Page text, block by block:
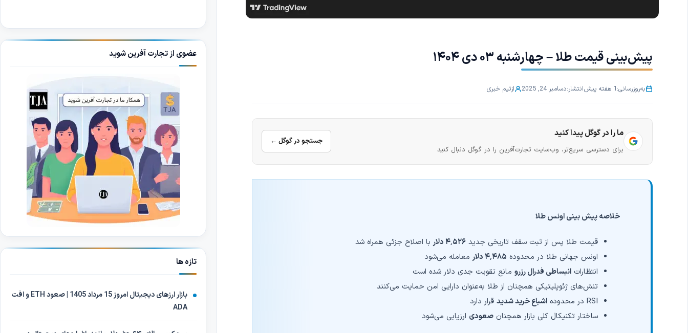
پیش‌بینی قیمت طلا – چهارشنبه ۰۳ دی ۱۴۰۴
به‌روزرسانی:1 هفته پیش انتشار:دسامبر 24, 2025 ازتیم خبری
ما را در گوگل پیدا کنید
برای دسترسی سریع‌تر، وب‌سایت تجارت‌آفرین را در گوگل دنبال کنید
جستجو در گوگل ←
خلاصه پیش بینی اونس طلا
قیمت طلا پس از ثبت سقف تاریخی جدید۴٬۵۲۶ دلار
با اصلاح جزئی همراه شد
اونس جهانی طلا در محدوده ۴٬۴۸۵ دلار
معامله می‌شود
انتظاراتانبساطی فدرال رزرو مانع تقویت جدی دلار شده است
تنش‌های ژئوپلیتیکی همچنان از طلا به‌عنوان دارایی امن حمایت می‌کنند
RSI در محدوده
اشباع خرید شدید قرار دارد
ساختار تکنیکال کلی بازار همچنانصعودی ارزیابی می‌شود
عضوی از تجارت آفرین شوید
تازه ها
بازار ارزهای دیجیتال امروز 15 مرداد 1405 | صعود ETH و افت
ADA